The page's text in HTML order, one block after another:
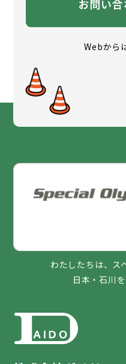
お問い
Webから
わたしたちは、ス
日本・石川